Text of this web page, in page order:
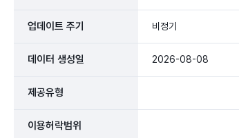
업데이트 주기 비정기
데이터 생성일 2026-08-08
제공유형
이용허락범위